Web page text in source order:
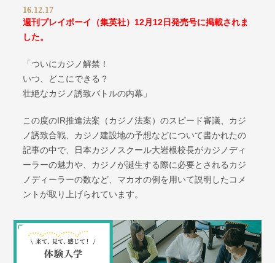
16.12.17
週刊プレイボーイ（集英社）12月12日発売号に掲載されま
した。
「ついにカジノ解禁！
いつ、どこにできる？
壮絶なカジノ誘致バトルの内幕」
この度のIR推進法案（カジノ法案）のスピード審議、カジ
ノ誘致合戦、カジノ建設地の予想などについて書かれたの
記事の中で、日本カジノスクール大岩根校長がカジノディ
ーラーの魅力や、カジノが誕生する際に必要とされるカジ
ノディーラーの数など、マカオの例を用いて説明したコメ
ントが取り上げられています。